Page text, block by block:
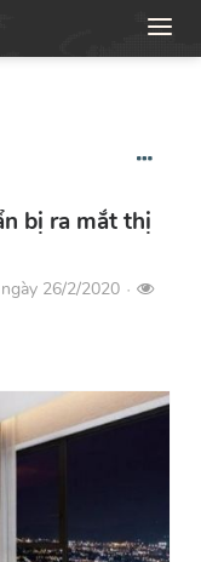
bị ra mắt thị
26/2/2020 ●